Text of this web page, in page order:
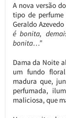
A nova versão do
tipo de
Geraldo
é bonita,
bonita…”
Dama da Noite
um fundo
madura que,
perfumada,
maliciosa, que